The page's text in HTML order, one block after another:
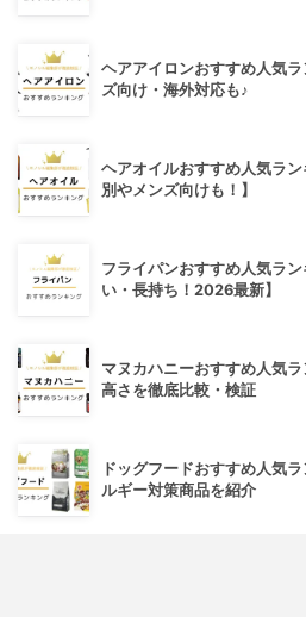
ヘアアイロンおすすめ人気
ズ向け・海外対応も♪
ヘアオイルおすすめ人気ラ
別やメンズ向けも！】
フライパンおすすめ人気ラ
い・長持ち！2026最新】
マヌカハニーおすすめ人気
高さを徹底比較・検証
ドッグフードおすすめ人気
ルギー対策商品を紹介